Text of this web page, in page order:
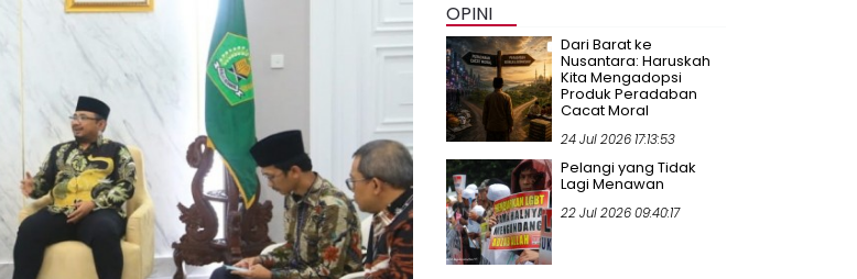
OPINI
Dari Barat ke
Nusantara: Haruskah
Kita Mengadopsi
Produk Peradaban
Cacat Moral
24 Jul 2026 17:13:53
Pelangi yang Tidak
Lagi Menawan
22 Jul 2026 09:40:17